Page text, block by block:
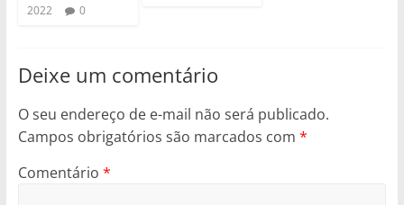
2022
0
Deixe um comentário
O seu endereço de e-mail não será publicado.
Campos obrigatórios são marcados com *
Comentário *